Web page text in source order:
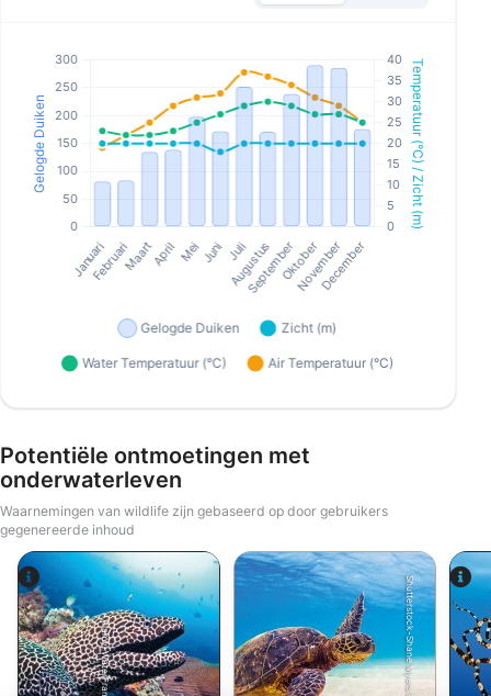
Potentiële ontmoetingen met
onderwaterleven
Waarnemingen van wildlife zijn gebaseerd op door gebruikers
gegenereerde inhoud
Alamy-WaterFrame